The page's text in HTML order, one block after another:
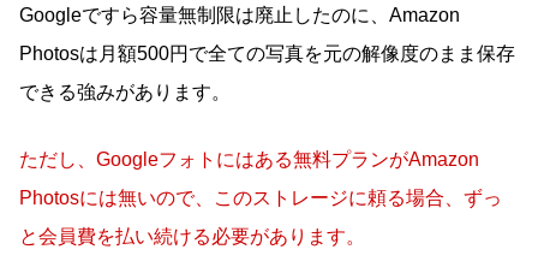
Googleですら容量無制限は廃止したのに、Amazon
Photosは月額500円で全ての写真を元の解像度のまま保存
できる強みがあります。
ただし、Googleフォトにはある無料プランがAmazon
Photosには無いので、このストレージに頼る場合、ずっ
と会員費を払い続ける必要があります。